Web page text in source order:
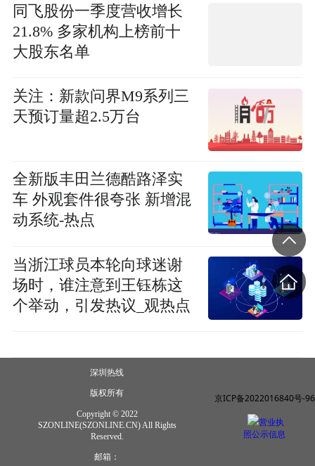
同飞股份一季度营收增长
21.8% 多家机构上榜前十
大股东名单
关注：新款问界M9系列三
天预订量超2.5万台
全新版丰田兰德酷路泽实
车 外观套件很夸张 新增混
动系统-热点
当浙江球员本轮向球迷谢
场时，谁注意到王钰栋这
个举动，引发热议_观热点
深圳热线
版权所有
Copyright © 2022
SZONLINE(SZONLINE.CN) All Rights
Reserved.
邮箱：
京ICP备2022016840号-96
营业执
照公示信息